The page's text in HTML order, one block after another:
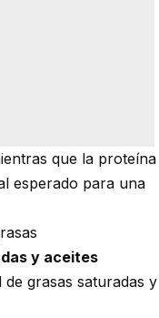
que la proteína
esperado para una
y aceites
grasas saturadas y